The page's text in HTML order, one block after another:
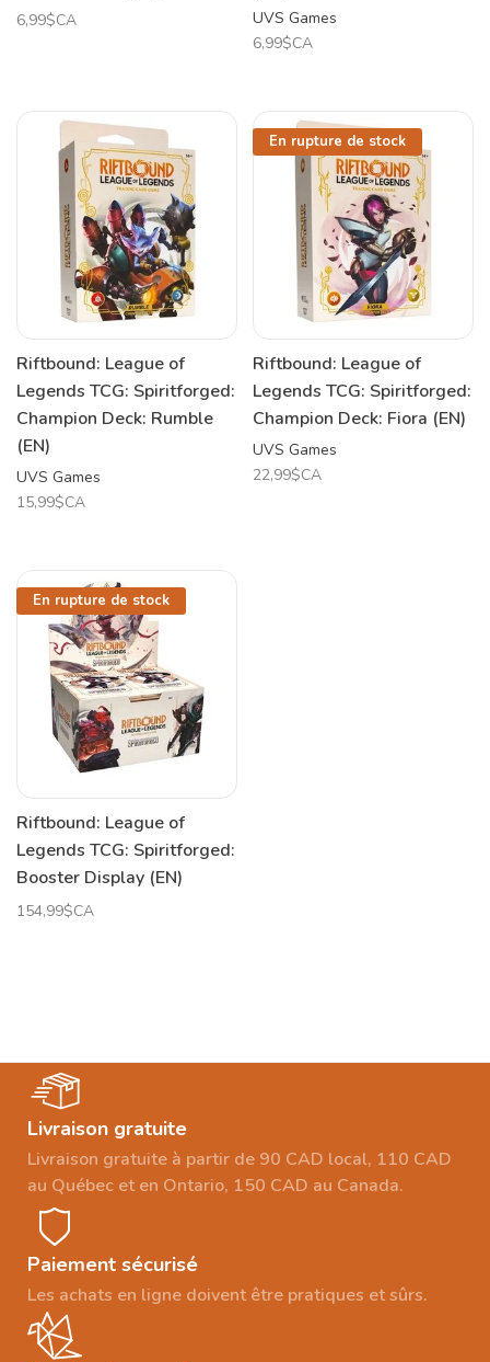
6,99$CA
UVS Games
6,99$CA
Riftbound: League of
Legends TCG: Spiritforged:
Champion Deck: Rumble
(EN)
UVS Games
15,99$CA
En rupture de stock
Riftbound: League of
Legends TCG: Spiritforged:
Champion Deck: Fiora (EN)
UVS Games
22,99$CA
En rupture de stock
Riftbound: League of
Legends TCG: Spiritforged:
Booster Display (EN)
154,99$CA
Livraison gratuite
Livraison gratuite à partir de 90 CAD local, 110 CAD
au Québec et en Ontario, 150 CAD au Canada.
Paiement sécurisé
Les achats en ligne doivent être pratiques et sûrs.